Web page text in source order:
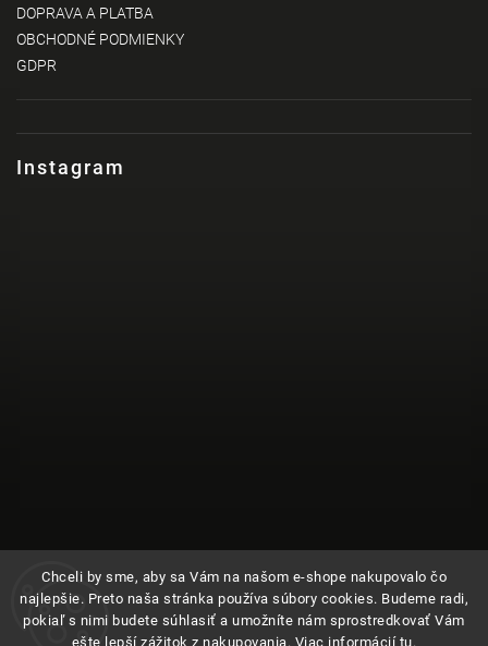
Chceli by sme, aby sa Vám na našom e-shope nakupovalo čo
najlepšie. Preto naša stránka používa súbory cookies. Budeme radi,
pokiaľ s nimi budete súhlasiť a umožníte nám sprostredkovať Vám
ešte lepší zážitok z nakupovania. Viac informácií tu.
Instagram
DOPRAVA A PLATBA
OBCHODNÉ PODMIENKY
GDPR